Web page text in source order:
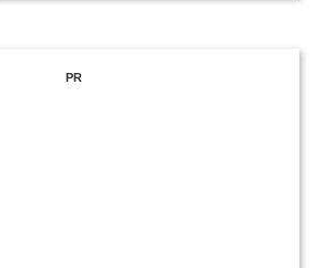
PR